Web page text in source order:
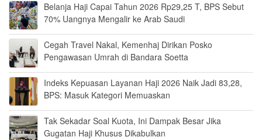
Belanja Haji Capai Tahun 2026 Rp29,25 T, BPS Sebut
70% Uangnya Mengalir ke Arab Saudi
Cegah Travel Nakal, Kemenhaj Dirikan Posko
Pengawasan Umrah di Bandara Soetta
Indeks Kepuasan Layanan Haji 2026 Naik Jadi 83,28,
BPS: Masuk Kategori Memuaskan
Tak Sekadar Soal Kuota, Ini Dampak Besar Jika
Gugatan Haji Khusus Dikabulkan